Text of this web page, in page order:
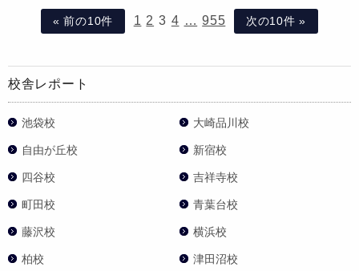
« 前の10件 1 2 3 4 … 955 次の10件 »
校舎レポート
池袋校 大崎品川校
自由が丘校 新宿校
四谷校 吉祥寺校
町田校 青葉台校
藤沢校 横浜校
柏校 津田沼校